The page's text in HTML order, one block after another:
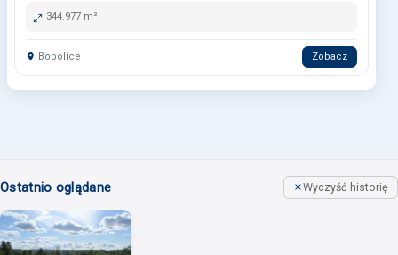
344.977 m²
Bobolice Zobacz
Ostatnio oglądane Wyczyść historię